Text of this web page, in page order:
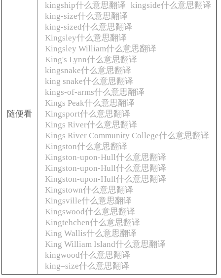
随便看
kingship什么意思翻译 kingside什么意思翻译
king-size什么意思翻译
king-sized什么意思翻译
Kingsley什么意思翻译
Kingsley William什么意思翻译
King's Lynn什么意思翻译
kingsnake什么意思翻译
king snake什么意思翻译
kings-of-arms什么意思翻译
Kings Peak什么意思翻译
Kingsport什么意思翻译
Kings River什么意思翻译
Kings River Community College什么意思翻译
Kingston什么意思翻译
Kingston-upon-Hull什么意思翻译
Kingston-upon-Hull什么意思翻译
Kingston-upon-Hull什么意思翻译
Kingstown什么意思翻译
Kingsville什么意思翻译
Kingswood什么意思翻译
Kingtehchen什么意思翻译
King Wallis什么意思翻译
King William Island什么意思翻译
kingwood什么意思翻译
king–size什么意思翻译